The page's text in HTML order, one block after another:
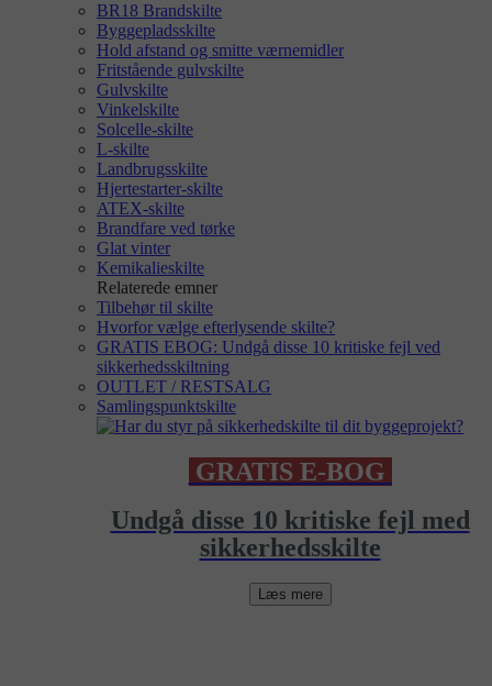
BR18 Brandskilte
Byggepladsskilte
Hold afstand og smitte værnemidler
Fritstående gulvskilte
Gulvskilte
Vinkelskilte
Solcelle-skilte
L-skilte
Landbrugsskilte
Hjertestarter-skilte
ATEX-skilte
Brandfare ved tørke
Glat vinter
Kemikalieskilte
Relaterede emner
Tilbehør til skilte
Hvorfor vælge efterlysende skilte?
GRATIS EBOG: Undgå disse 10 kritiske fejl ved
sikkerhedsskiltning
OUTLET / RESTSALG
Samlingspunktskilte
GRATIS E-BOG
Undgå disse 10 kritiske fejl med
sikkerhedsskilte
Læs mere